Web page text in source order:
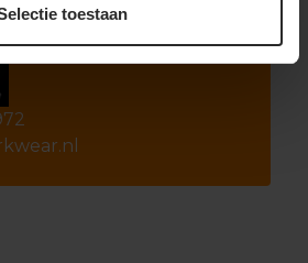
toestaan